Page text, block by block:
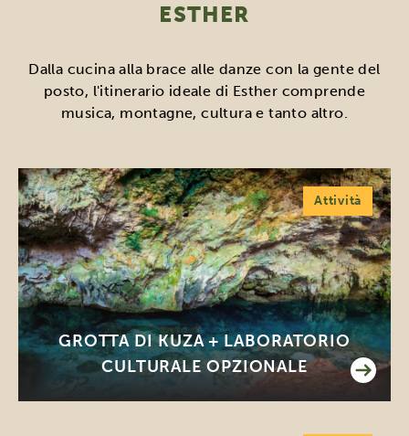
ESTHER
Dalla cucina alla brace alle danze con la gente del
posto, l'itinerario ideale di Esther comprende
musica, montagne, cultura e tanto altro.
Attività
GROTTA DI KUZA + LABORATORIO
CULTURALE OPZIONALE